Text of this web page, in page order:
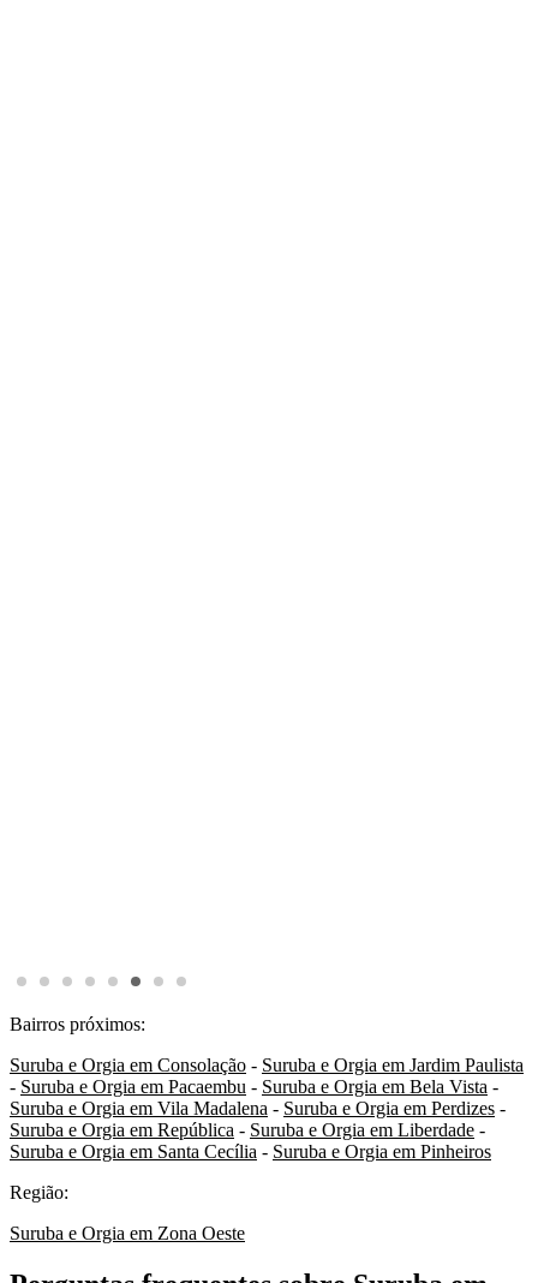
Bairros próximos:
Suruba e Orgia em Consolação - Suruba e Orgia em Jardim Paulista
- Suruba e Orgia em Pacaembu - Suruba e Orgia em Bela Vista -
Suruba e Orgia em Vila Madalena - Suruba e Orgia em Perdizes -
Suruba e Orgia em República - Suruba e Orgia em Liberdade -
Suruba e Orgia em Santa Cecília - Suruba e Orgia em Pinheiros
Região:
Suruba e Orgia em Zona Oeste